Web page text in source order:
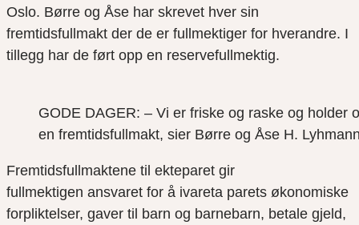
Oslo. Børre og Åse har skrevet hver sin
fremtidsfullmakt der de er fullmektiger for hverandre. I
tillegg har de ført opp en reservefullmektig.
GODE DAGER: – Vi er friske og raske og holder
en fremtidsfullmakt, sier Børre og Åse H.
Fremtidsfullmaktene til ekteparet gir
fullmektigen ansvaret for å ivareta parets økonomiske
forpliktelser, gaver til barn og barnebarn, betale gjeld,